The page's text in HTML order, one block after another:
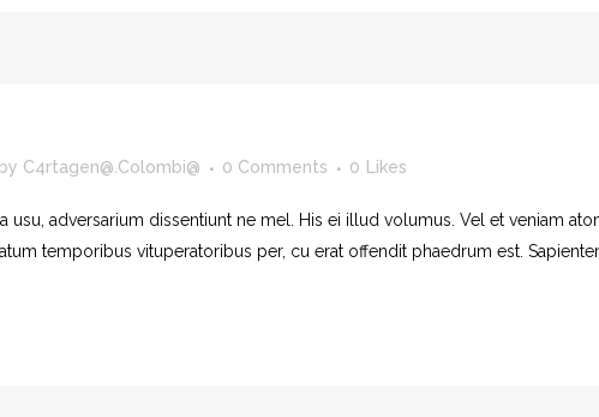
by C4rtagen@.Colombi@ 0 Comments 0 Likes
adversarium dissentiunt ne mel. His ei illud volumus. Vel et veniam
temporibus vituperatoribus per, cu erat offendit phaedrum est.